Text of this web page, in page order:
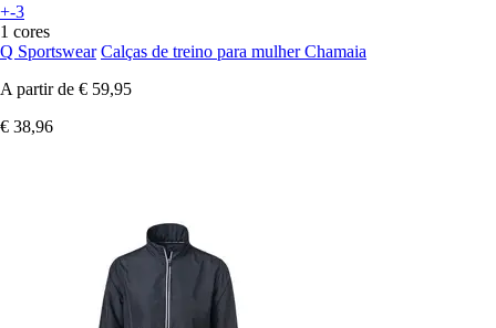
+-3
1 cores
Q Sportswear Calças de treino para mulher Chamaia
A partir de € 59,95
€ 38,96